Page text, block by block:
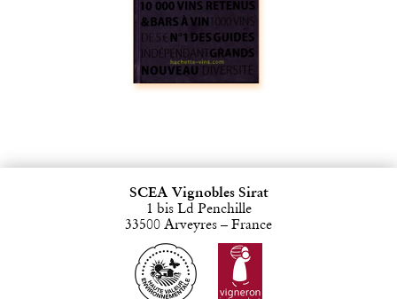
SCEA Vignobles Sirat
1 bis Ld Penchille
33500 Arveyres – France